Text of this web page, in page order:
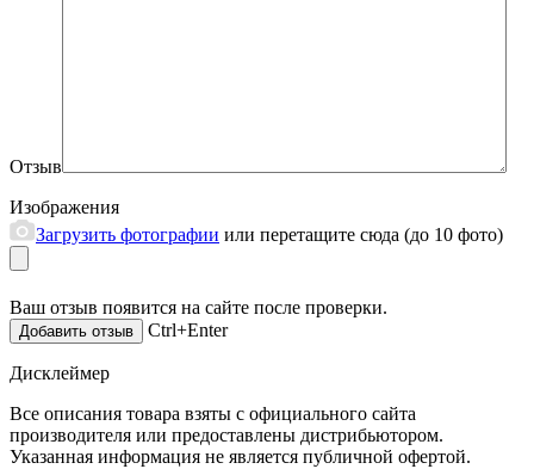
Отзыв
Изображения
Загрузить фотографии или перетащите сюда (до 10 фото)
Ваш отзыв появится на сайте после проверки.
Ctrl+Enter
Дисклеймер
Все описания товара взяты с официального сайта
производителя или предоставлены дистрибьютором.
Указанная информация не является публичной офертой.